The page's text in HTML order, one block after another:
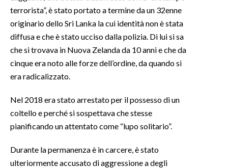
#CARAUNIONE
3 MINUTI CON
INSULARITÀ
INFO AZIENDE
ABBONATI
ANNUNCI
PUBBLICITÀ
terrorista”, è stato portato a termine da un 32enne
originario dello Sri Lanka la cui identità non è stata
diffusa e che è stato ucciso dalla polizia. Di lui si sa
che si trovava in Nuova Zelanda da 10 anni e che da
cinque era noto alle forze dell’ordine, da quando si
era radicalizzato.
Nel 2018 era stato arrestato per il possesso di un
coltello e perché si sospettava che stesse
pianificando un attentato come “lupo solitario”.
Durante la permanenza è in carcere, è stato
ulteriormente accusato di aggressione a degli